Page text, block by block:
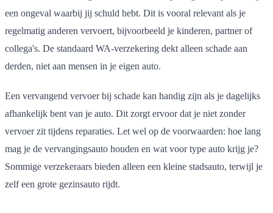
een ongeval waarbij jij schuld hebt. Dit is vooral relevant als je
regelmatig anderen vervoert, bijvoorbeeld je kinderen, partner of
collega's. De standaard WA-verzekering dekt alleen schade aan
derden, niet aan mensen in je eigen auto.
Een vervangend vervoer bij schade kan handig zijn als je dagelijks
afhankelijk bent van je auto. Dit zorgt ervoor dat je niet zonder
vervoer zit tijdens reparaties. Let wel op de voorwaarden: hoe lang
mag je de vervangingsauto houden en wat voor type auto krijg je?
Sommige verzekeraars bieden alleen een kleine stadsauto, terwijl je
zelf een grote gezinsauto rijdt.